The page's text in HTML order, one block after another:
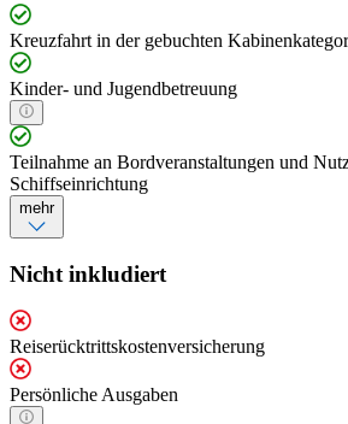
Kreuzfahrt in der gebuchten
Kinder- und Jugendbetreuung
Teilnahme an Bordveranstaltungen und
Schiffseinrichtung
mehr
Nicht inkludiert
Reiserücktrittskostenversicherung
Persönliche Ausgaben